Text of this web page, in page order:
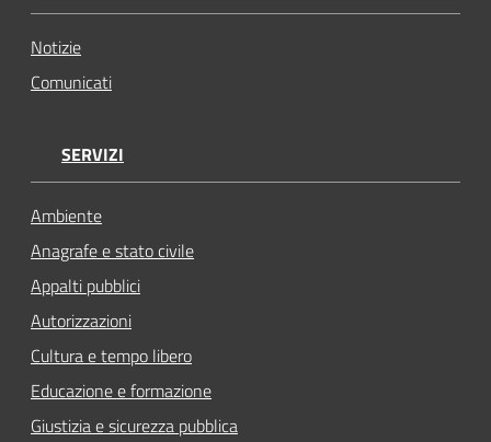
Notizie
Comunicati
SERVIZI
Ambiente
Anagrafe e stato civile
Appalti pubblici
Autorizzazioni
Cultura e tempo libero
Educazione e formazione
Giustizia e sicurezza pubblica